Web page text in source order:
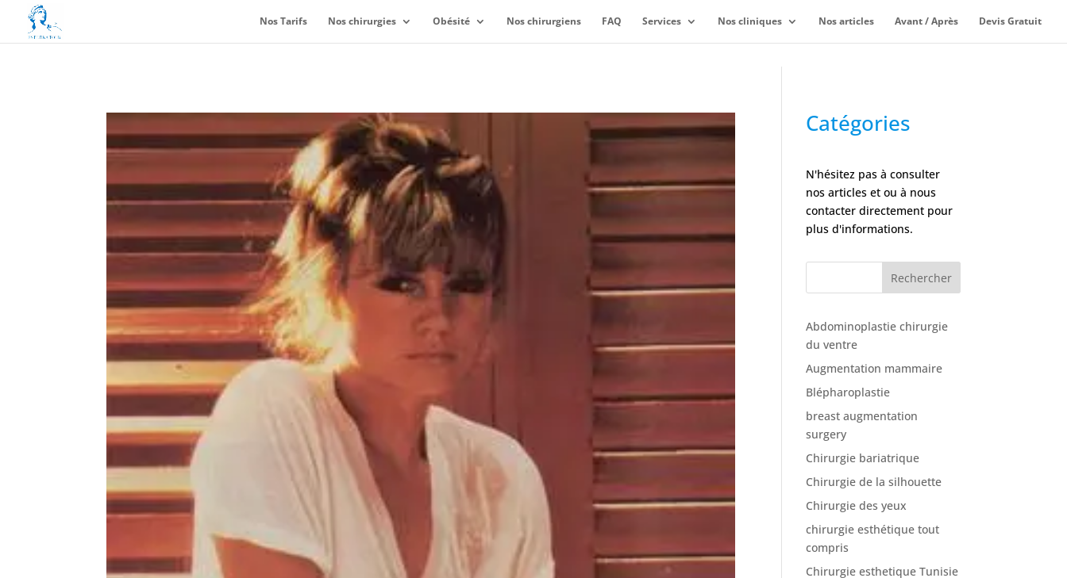
Nos Tarifs Nos chirurgies Obésité Nos chirurgiens FAQ Services Nos cliniques Nos articles Avant / Après Devis Gratuit
Catégories
N'hésitez pas à consulter
nos articles et ou à nous
contacter directement pour
plus d'informations.
Rechercher
Abdominoplastie chirurgie
du ventre
Augmentation mammaire
Blépharoplastie
breast augmentation
surgery
Chirurgie bariatrique
Chirurgie de la silhouette
Chirurgie des yeux
chirurgie esthétique tout
compris
Chirurgie esthetique Tunisie